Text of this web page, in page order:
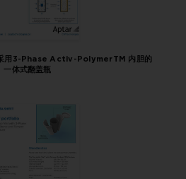
用3-Phase Activ-PolymerTM 内胆的
一体式翻盖瓶